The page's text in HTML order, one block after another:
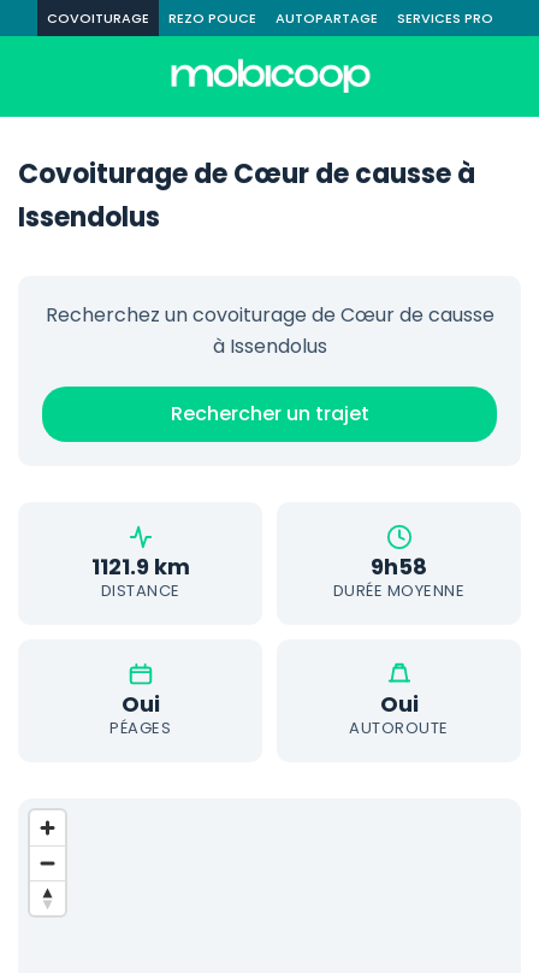
COVOITURAGE REZO POUCE AUTOPARTAGE SERVICES PRO
Covoiturage de Cœur de causse à
Issendolus
Recherchez un covoiturage de Cœur de causse
à Issendolus
Rechercher un trajet
1121.9 km
DISTANCE
9h58
DURÉE MOYENNE
Oui
PÉAGES
Oui
AUTOROUTE